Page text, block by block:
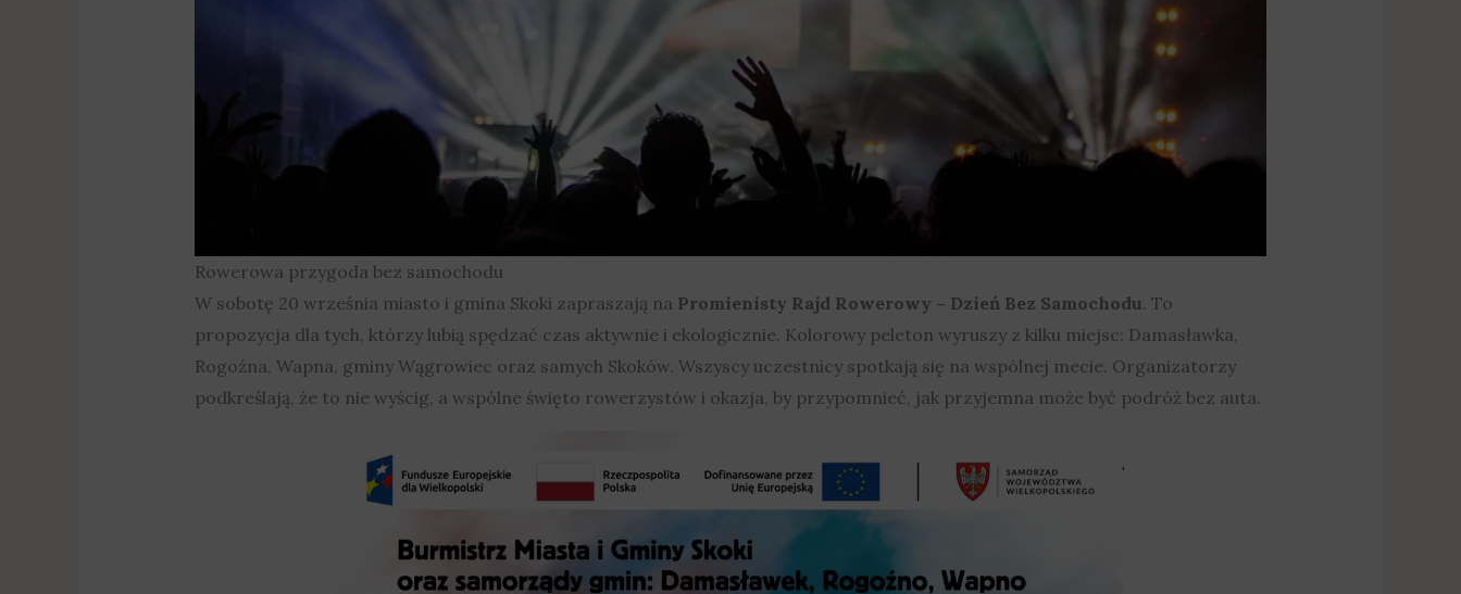
Rowerowa przygoda bez samochodu
W sobotę 20 września miasto i gmina Skoki zapraszają na Promienisty Rajd Rowerowy – Dzień Bez Samochodu. To
propozycja dla tych, którzy lubią spędzać czas aktywnie i ekologicznie. Kolorowy peleton wyruszy z kilku miejsc: Damasławka,
Rogoźna, Wapna, gminy Wągrowiec oraz samych Skoków. Wszyscy uczestnicy spotkają się na wspólnej mecie. Organizatorzy
podkreślają, że to nie wyścig, a wspólne święto rowerzystów i okazja, by przypomnieć, jak przyjemna może być podróż bez auta.